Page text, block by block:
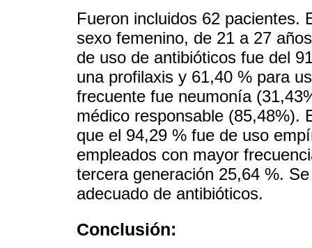
Fueron incluidos 62 pacientes.
sexo femenino, de 21 a 27
de uso de antibióticos fue del
una profilaxis y 61,40 % para
frecuente fue neumonía
médico responsable (85,48%).
que el 94,29 % fue de uso
empleados con mayor
tercera generación 25,64 %.
adecuado de antibióticos.
Conclusión: